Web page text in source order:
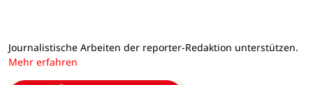
Journalistische Arbeiten der reporter-Redaktion unterstützen.
Mehr erfahren